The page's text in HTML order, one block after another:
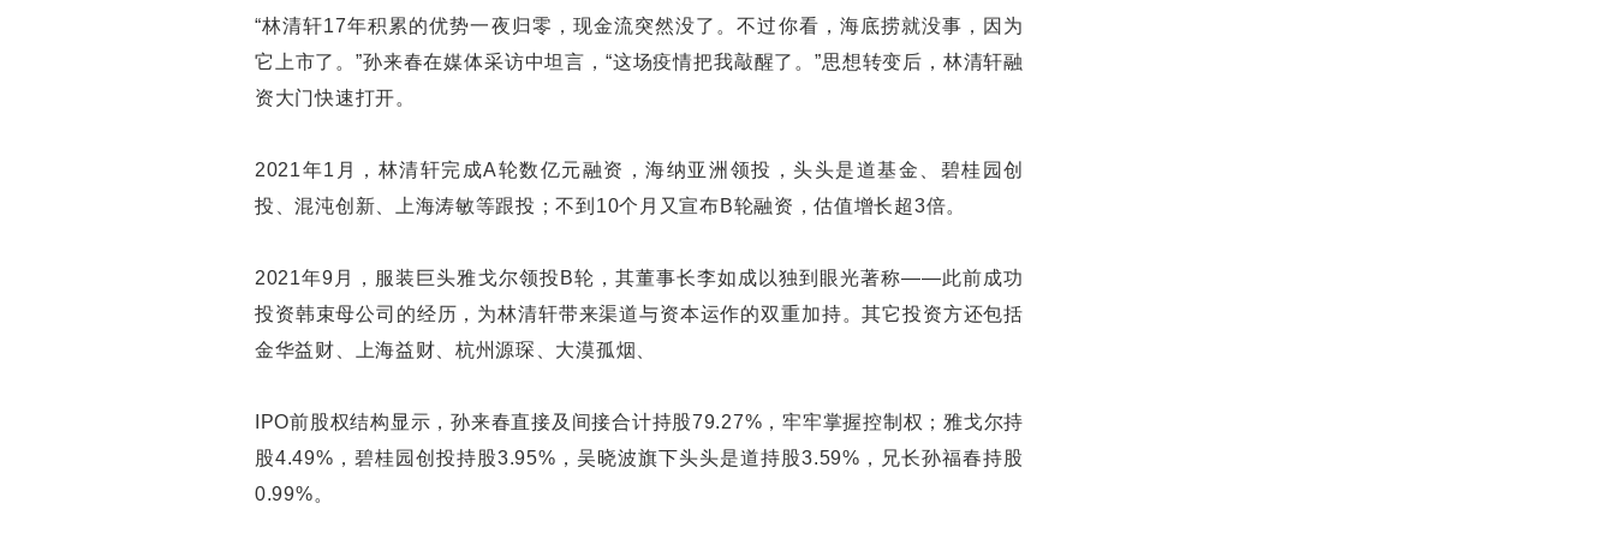
“林清轩17年积累的优势一夜归零，现金流突然没了。不过你看，海底捞就没事，因为
它上市了。”孙来春在媒体采访中坦言，“这场疫情把我敲醒了。”思想转变后，林清轩融
资大门快速打开。
2021年1月，林清轩完成A轮数亿元融资，海纳亚洲领投，头头是道基金、碧桂园创
投、混沌创新、上海涛敏等跟投；不到10个月又宣布B轮融资，估值增长超3倍。
2021年9月，服装巨头雅戈尔领投B轮，其董事长李如成以独到眼光著称——此前成功
投资韩束母公司的经历，为林清轩带来渠道与资本运作的双重加持。其它投资方还包括
金华益财、上海益财、杭州源琛、大漠孤烟、
IPO前股权结构显示，孙来春直接及间接合计持股79.27%，牢牢掌握控制权；雅戈尔持
股4.49%，碧桂园创投持股3.95%，吴晓波旗下头头是道持股3.59%，兄长孙福春持股
0.99%。